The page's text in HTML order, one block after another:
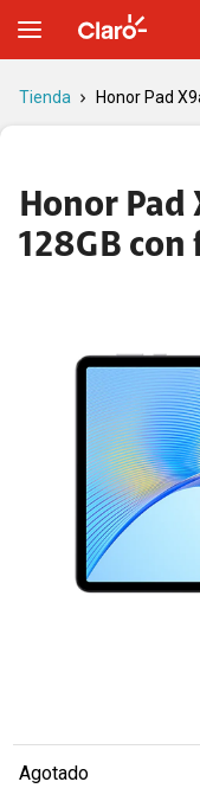
Tienda Honor Pad
Honor Pad
128GB
Agotado
Honor Pad X9a 11.5